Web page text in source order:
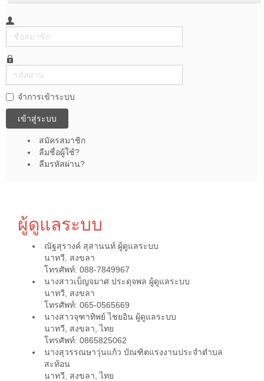
ชื่อ
สมาชิก
รหัส
ผ่าน
จำการเข้าระบบ
เข้าสู่ระบบ
สมัครสมาชิก
ลืมชื่อผู้ใช้?
ลืมรหัสผ่าน?
ผู้ดูแลระบบ
ณัฐสุรางค์ สุสานนท์ ผู้ดูแลระบบ
นาทวี, สงขลา
โทรศัพท์: 088-7849967
นางสาวเบ็ญจมาศ ประดุจพล ผู้ดูแลระบบ
นาทวี, สงขลา
โทรศัพท์: 065-0565669
นางสาวจุฑาทิพย์ ไชยอิน ผู้ดูแลระบบ
นาทวี, สงขลา, ไทย
โทรศัพท์: 0865825062
นางสุวรรณษาวุ่นแก้ว บัณฑิตแรงงานประจำตำบล
สะท้อน
นาทวี, สงขลา, ไทย